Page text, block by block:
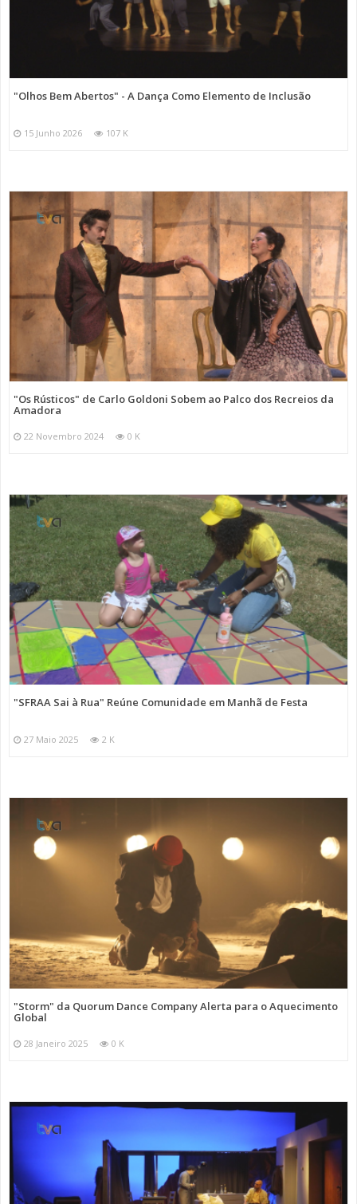
"Olhos Bem Abertos" - A Dança Como Elemento de Inclusão
15 Junho 2026 107 K
"Os Rústicos" de Carlo Goldoni Sobem ao Palco dos Recreios da
Amadora
22 Novembro 2024 0 K
"SFRAA Sai à Rua" Reúne Comunidade em Manhã de Festa
27 Maio 2025 2 K
"Storm" da Quorum Dance Company Alerta para o Aquecimento
Global
28 Janeiro 2025 0 K